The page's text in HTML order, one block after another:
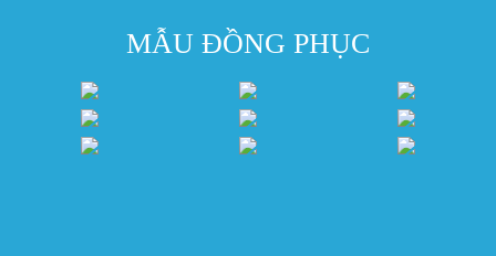
MẪU ĐỒNG PHỤC